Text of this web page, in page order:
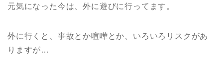
元気になった今は、外に遊びに行ってます。
外に行くと、事故とか喧嘩とか、いろいろリスクがあ
りますが…